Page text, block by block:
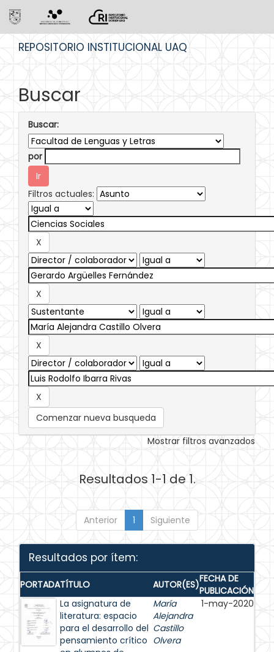
REPOSITORIO INSTITUCIONAL UAQ
Buscar
Buscar:
por
Filtros actuales:
Comenzar nueva busqueda
Mostrar filtros avanzados
Resultados 1-1 de 1.
Anterior 1 Siguiente
Resultados por ítem:
PORTADATÍTULO AUTOR(ES)FECHA DE
PUBLICACIÓN
La asignatura de
literatura: espacio
para el desarrollo del
pensamiento crítico
María
Alejandra
Castillo
Olvera
1-may-2020